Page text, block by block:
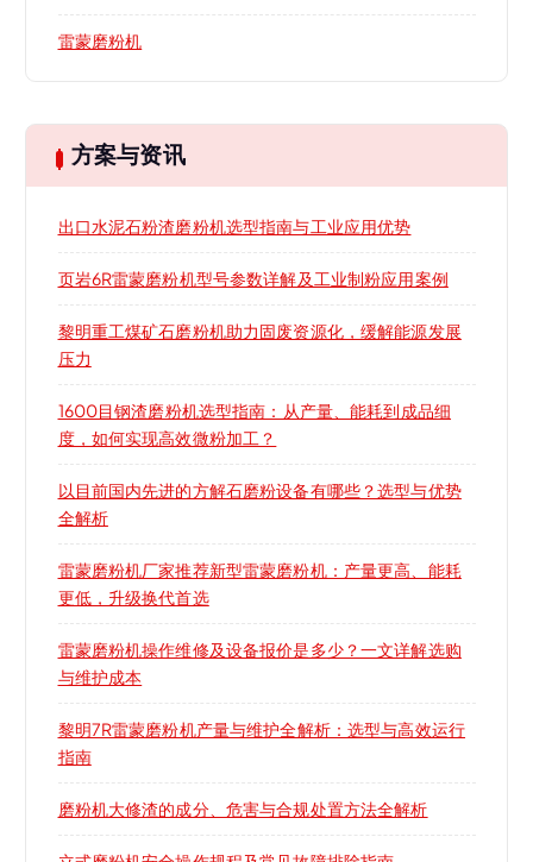
雷蒙磨粉机
方案与资讯
出口水泥石粉渣磨粉机选型指南与工业应用优势
页岩6R雷蒙磨粉机型号参数详解及工业制粉应用案例
黎明重工煤矿石磨粉机助力固废资源化，缓解能源发展
压力
1600目钢渣磨粉机选型指南：从产量、能耗到成品细
度，如何实现高效微粉加工？
以目前国内先进的方解石磨粉设备有哪些？选型与优势
全解析
雷蒙磨粉机厂家推荐新型雷蒙磨粉机：产量更高、能耗
更低，升级换代首选
雷蒙磨粉机操作维修及设备报价是多少？一文详解选购
与维护成本
黎明7R雷蒙磨粉机产量与维护全解析：选型与高效运行
指南
磨粉机大修渣的成分、危害与合规处置方法全解析